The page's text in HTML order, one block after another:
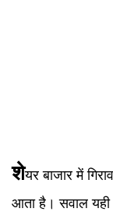
शेयर बाजार में
आता है। सवाल